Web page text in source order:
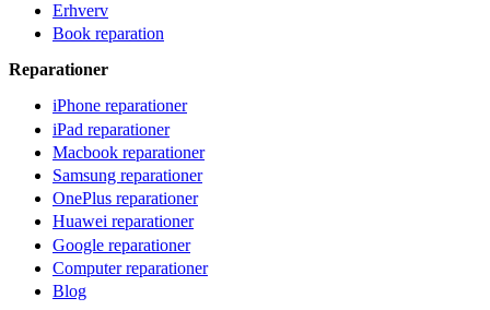
Erhverv
Book reparation
Reparationer
iPhone reparationer
iPad reparationer
Macbook reparationer
Samsung reparationer
OnePlus reparationer
Huawei reparationer
Google reparationer
Computer reparationer
Blog